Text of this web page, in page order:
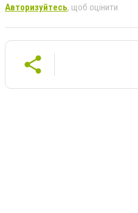
Авторизуйтесь, щоб оцінити